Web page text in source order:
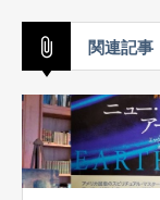
関連記事